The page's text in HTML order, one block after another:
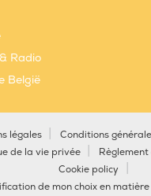
Radio
België
légales
Conditions
de la vie privée
Règlement
Cookie policy
de mon choix en matière